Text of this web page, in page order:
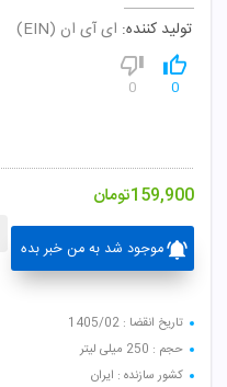
تولید کننده: ای آی ان (EIN)
0
0
159,900تومان
موجود شد به من خبر بده
تاریخ انقضا : 1405/02
حجم : 250 میلی لیتر
کشور سازنده : ایران